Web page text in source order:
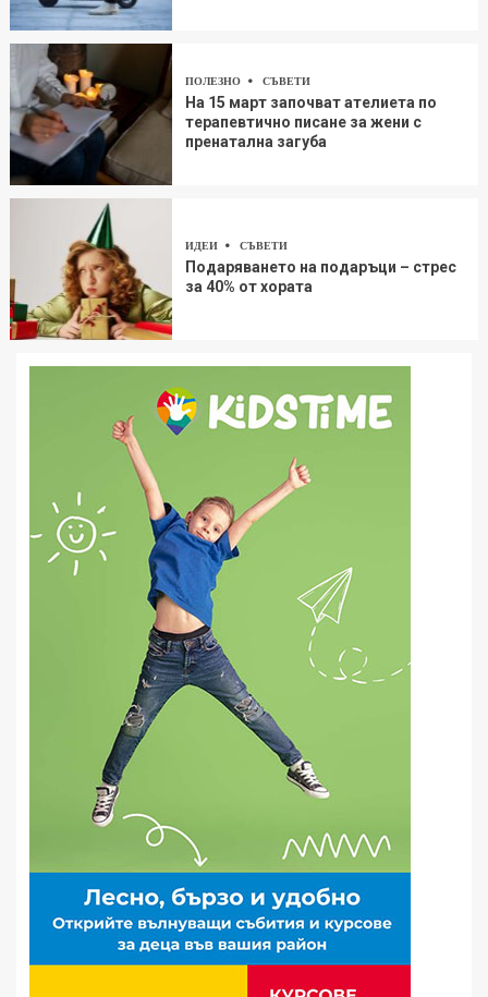
ПОЛЕЗНО СЪВЕТИ
На 15 март започват ателиета по
терапевтично писане за жени с
пренатална загуба
ИДЕИ СЪВЕТИ
Подаряването на подаръци – стрес
за 40% от хората